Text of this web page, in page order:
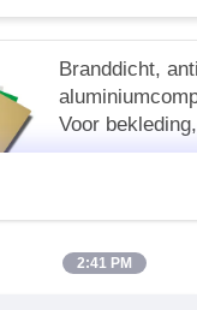
Branddicht,
Voor
interieur
2:41 PM